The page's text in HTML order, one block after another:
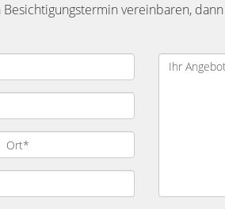
vereinbaren,